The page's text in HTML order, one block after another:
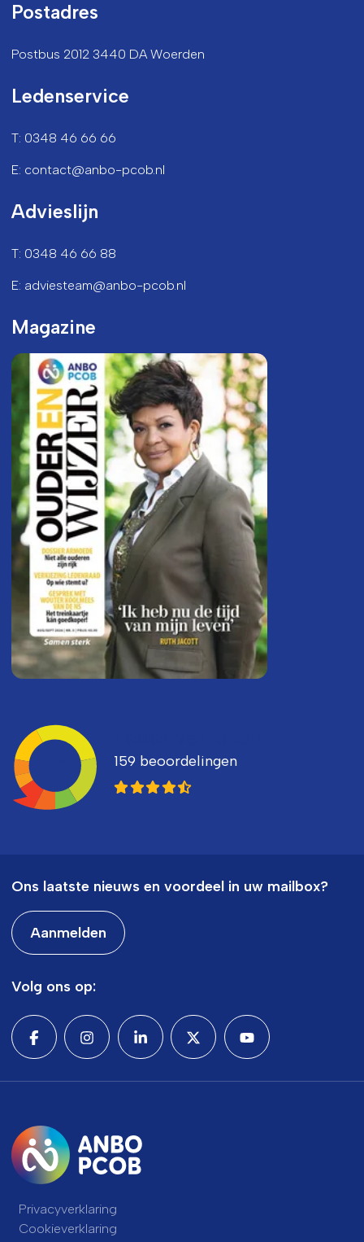
Postadres
Postbus 2012 3440 DA Woerden
Ledenservice
T: 0348 46 66 66
E: contact@anbo-pcob.nl
Advieslijn
T: 0348 46 66 88
E: adviesteam@anbo-pcob.nl
Magazine
159 beoordelingen
Ons laatste nieuws en voordeel in uw mailbox?
Aanmelden
Volg ons op:
Privacyverklaring
Cookieverklaring